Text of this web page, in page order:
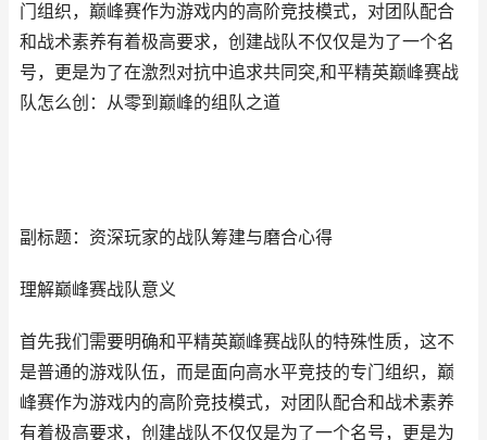
门组织，巅峰赛作为游戏内的高阶竞技模式，对团队配合
和战术素养有着极高要求，创建战队不仅仅是为了一个名
号，更是为了在激烈对抗中追求共同突,和平精英巅峰赛战
队怎么创：从零到巅峰的组队之道
副标题：资深玩家的战队筹建与磨合心得
理解巅峰赛战队意义
首先我们需要明确和平精英巅峰赛战队的特殊性质，这不
是普通的游戏队伍，而是面向高水平竞技的专门组织，巅
峰赛作为游戏内的高阶竞技模式，对团队配合和战术素养
有着极高要求，创建战队不仅仅是为了一个名号，更是为